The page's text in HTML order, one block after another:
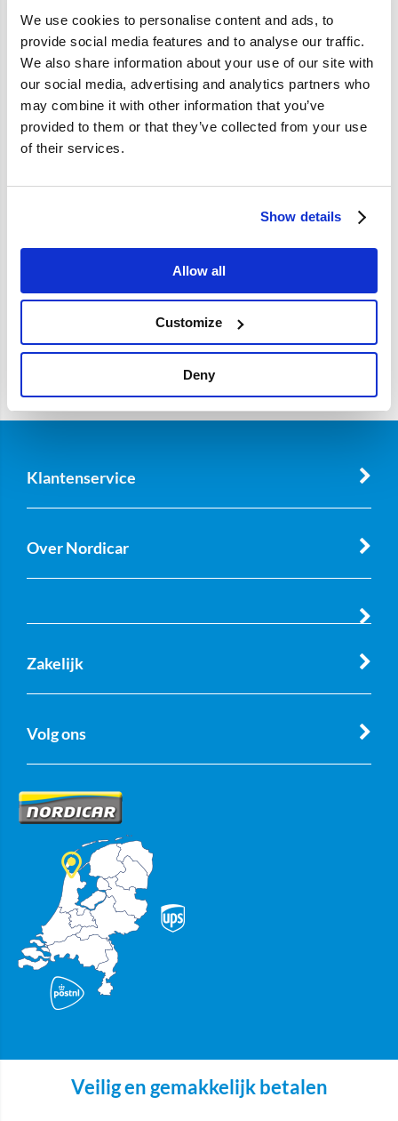
We use cookies to personalise content and ads, to
provide social media features and to analyse our traffic.
We also share information about your use of our site with
our social media, advertising and analytics partners who
may combine it with other information that you’ve
provided to them or that they’ve collected from your use
of their services.
Show details
Allow all
Customize
Deny
Specificaties
Merk Vantage
Klantenservice
Over Nordicar
Zakelijk
Volg ons
Veilig en gemakkelijk betalen